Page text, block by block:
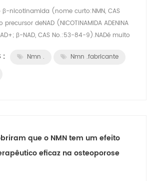
nicotinamida (nome curto:NMN, CAS
deNAD (NICOTINAMIDA ADENINA
NAD+; β-NAD, CAS No.:53-84-9).NADé muito
: Nmn .
Nmn .fabricante
que o NMN tem um efeito
eficaz na osteoporose